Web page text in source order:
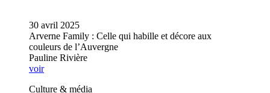
30 avril 2025
Arverne Family : Celle qui habille et décore aux
couleurs de l’Auvergne
Pauline Rivière
voir
Culture & média